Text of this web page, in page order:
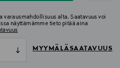
varausmahdollisuus alta. Saatavuus voi
näyttämämme tieto pitää aina
MYYMÄLÄSAATAVUUS